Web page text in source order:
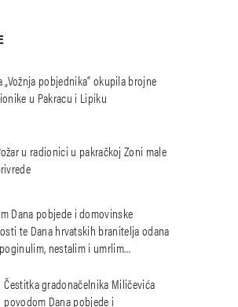
„Vožnja pobjednika“ okupila brojne
u Pakracu i Lipiku
u radionici u pakračkoj Zoni male
Dana pobjede i domovinske
te Dana hrvatskih branitelja odana
nestalim i umrlim
Čestitka gradonačelnika Miličevića
povodom Dana pobjede i